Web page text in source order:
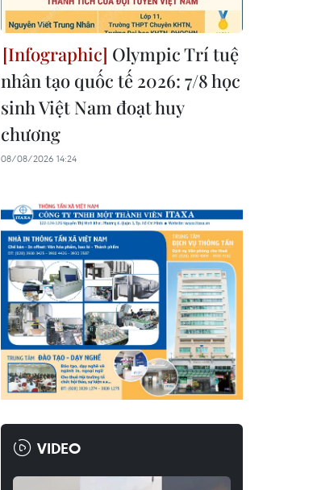
Olympic Trí tuệ
nhân tạo quốc tế 2026: 7/8 học
sinh Việt Nam đoạt huy
chương
08/08/2026 14:24
VIDEO